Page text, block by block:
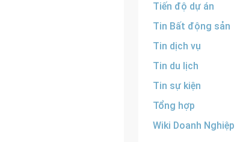
Tiến độ dự án
Tin Bất động sản
Tin dịch vụ
Tin du lịch
Tin sự kiện
Tổng hợp
Wiki Doanh Nghiệp